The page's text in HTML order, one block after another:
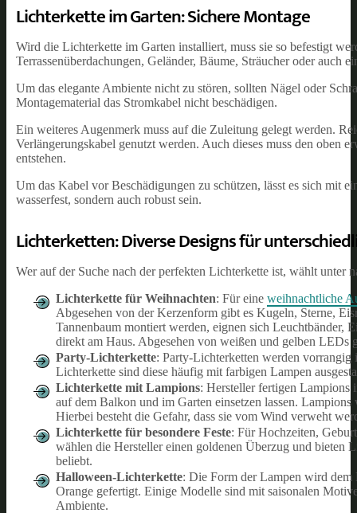
Lichterkette im Garten: Sichere Montage
Wird die Lichterkette im Garten installiert, muss sie so befestigt
Terrassenüberdachungen, Geländer, Bäume, Sträucher oder auch
Um das elegante Ambiente nicht zu stören, sollten Nägel oder
Montagematerial das Stromkabel nicht beschädigen.
Ein weiteres Augenmerk muss auf die Zuleitung gelegt werden.
Verlängerungskabel genutzt werden. Auch dieses muss den oben
entstehen.
Um das Kabel vor Beschädigungen zu schützen, lässt es sich mit
wasserfest, sondern auch robust sein.
Lichterketten: Diverse Designs für
Wer auf der Suche nach der perfekten Lichterkette ist, wählt unter
Lichterkette für Weihnachten: Für eine weihnachtliche
Abgesehen von der Kerzenform gibt es Kugeln, Sterne,
Tannenbaum montiert werden, eignen sich Leuchtbänder,
direkt am Haus. Abgesehen von weißen und gelben LEDs
Party-Lichterkette: Party-Lichterketten werden
Lichterkette sind diese häufig mit farbigen Lampen
Lichterkette mit Lampions: Hersteller fertigen Lampions
auf dem Balkon und im Garten einsetzen lassen.
Hierbei besteht die Gefahr, dass sie vom Wind verweht
Lichterkette für besondere Feste: Für Hochzeiten,
wählen die Hersteller einen goldenen Überzug und bieten
beliebt.
Halloween-Lichterkette: Die Form der Lampen wird dem
Orange gefertigt. Einige Modelle sind mit saisonalen
Ambiente.